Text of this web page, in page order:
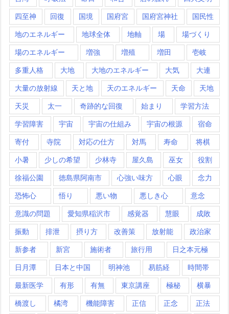
四至神 回復 国境 国府宮 国府宮神社 国民性
地のエネルギー 地球全体 地軸 場 場づくり
場のエネルギー 増強 増殖 増田 壱岐
多重人格 大地 大地のエネルギー 大気 大連
大量の放射線 天と地 天のエネルギー 天命 天地
天災 太一 奇跡的な回復 始まり 学習方法
学習障害 宇宙 宇宙の仕組み 宇宙の根源 宿命
寄付 寺院 対応の仕方 対馬 寿命 将棋
小暑 少しの希望 少林寺 屋久島 巫女 役割
徐福公園 徳島県阿南市 心強い味方 心眼 念力
恐怖心 悟り 悪い物 悪しき心 意念
意識の問題 愛知県稲沢市 感覚器 慧眼 成敗
振動 排泄 摂り方 改善策 放射能 政治家
新参者 新宮 施術者 旅行用 日之本元極
日月潭 日本と中国 明神池 易筋経 時間帯
最新医学 有形 有無 東京講座 極秘 横暴
橋渡し 橘湾 機能障害 正信 正念 正法